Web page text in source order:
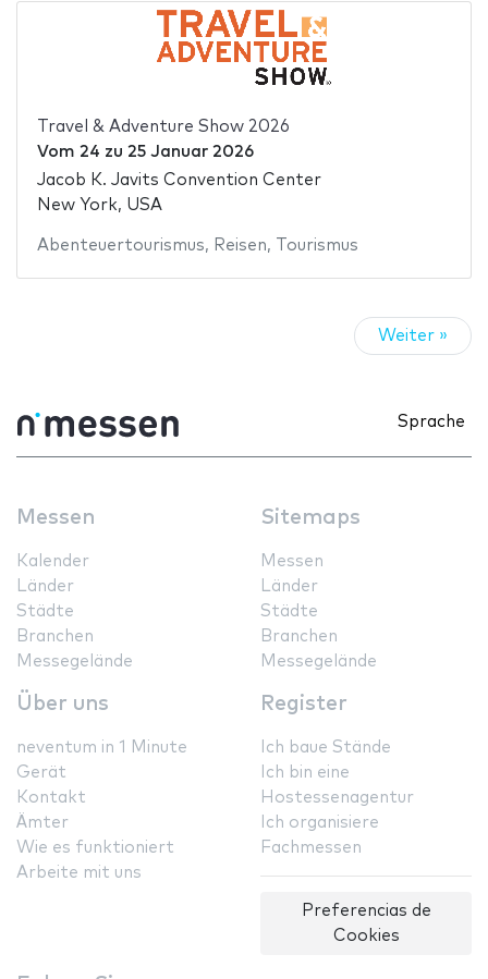
Travel & Adventure Show 2026
Vom 24 zu 25 Januar 2026
Jacob K. Javits Convention Center
New York, USA
Abenteuertourismus, Reisen, Tourismus
Weiter »
Sprache
Messen
Kalender
Länder
Städte
Branchen
Messegelände
Sitemaps
Messen
Länder
Städte
Branchen
Messegelände
Über uns
neventum in 1 Minute
Gerät
Kontakt
Ämter
Wie es funktioniert
Arbeite mit uns
Register
Ich baue Stände
Ich bin eine
Hostessenagentur
Ich organisiere
Fachmessen
Preferencias de
Cookies